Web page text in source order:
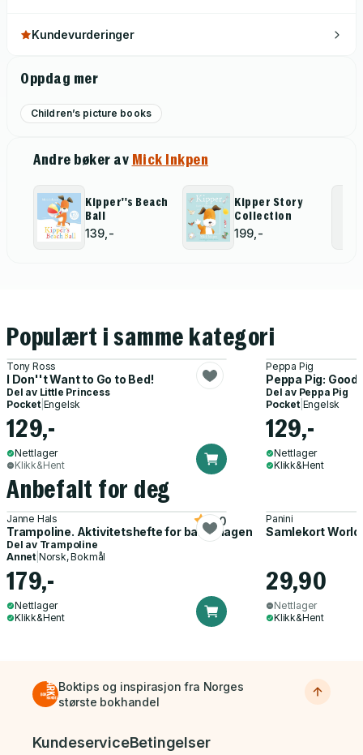
Kundevurderinger
Oppdag mer
Children’s picture books
Andre bøker av Mick Inkpen
Kipper''s Beach
Ball
139,-
Kipper Story
Collection
199,-
Populært i samme kategori
Tony Ross
I Don''t Want to Go to Bed!
Del av Little Princess
Pocket| Engelsk
129,-
Nettlager
Klikk&Hent
Peppa Pig
Peppa Pig:
Del av Peppa Pig
Pocket| Engelsk
129,-
Nettlager
Klikk&Hent
Anbefalt for deg
Janne Hals
Trampoline. Aktivitetshefte for barnehagen
5.0
Del av Trampoline
Annet Norsk, Bokmål
179,-
Nettlager
Klikk&Hent
Panini
Samlekort
29,90
Nettlager
Klikk&Hent
Boktips og inspirasjon fra Norges
største bokhandel
Bunnmeny
KundeserviceBetingelser